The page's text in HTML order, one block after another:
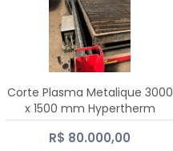
Corte Plasma Metalique 3000
x 1500 mm Hypertherm
Powermax 45 xp
R$ 80.000,00